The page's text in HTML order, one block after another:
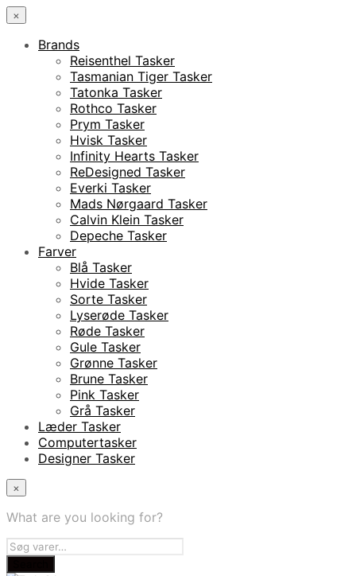
×
Brands
Reisenthel Tasker
Tasmanian Tiger Tasker
Tatonka Tasker
Rothco Tasker
Prym Tasker
Hvisk Tasker
Infinity Hearts Tasker
ReDesigned Tasker
Everki Tasker
Mads Nørgaard Tasker
Calvin Klein Tasker
Depeche Tasker
Farver
Blå Tasker
Hvide Tasker
Sorte Tasker
Lyserøde Tasker
Røde Tasker
Gule Tasker
Grønne Tasker
Brune Tasker
Pink Tasker
Grå Tasker
Læder Tasker
Computertasker
Designer Tasker
×
What are you looking for?